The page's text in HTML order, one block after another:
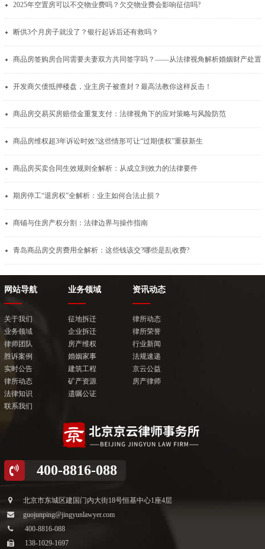
2025年空置房可以不交物业费吗？欠交物业费会影响征信吗?
断供3个月房子就没了？银行起诉后还有救吗？
开发商欠债抵押楼盘，业主房子被查封？最高法教你这样反击！
商品房交易买房赔偿金重复支付：法律视角下的应对策略与风险防范
商品房维权超3年诉讼时效?这些情形可让“过期债权”重获新生
商品房买卖合同生效规则全解析：从成立到效力的法律要件
期房停工“退房权”全解析：业主如何合法止损？
商铺与住房产权分割：法律边界与操作指南
青岛商品房交房费用全解析：这些钱该交?哪些是乱收费?
网站导航
关于我们
业务领域
律师团队
胜诉案例
实时公告
律所动态
法律知识
联系我们
业务领域
征地拆迁
企业拆迁
房产维权
婚姻家事
建筑工程
矿产资源
遗嘱公证
资讯动态
律所动态
律所荣誉
行业新闻
法规速递
京云公益
房产律师
400-8816-088
北京市东城区建国门内大街18号恒基中心1座4层
guojunping@jingyunlawyer.com
400-8816-088
138-1029-1697